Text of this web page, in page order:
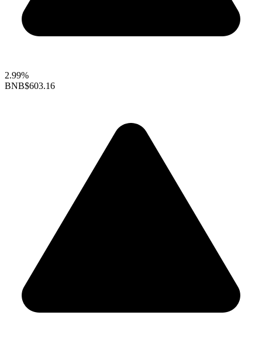
2.99%
BNB$603.16